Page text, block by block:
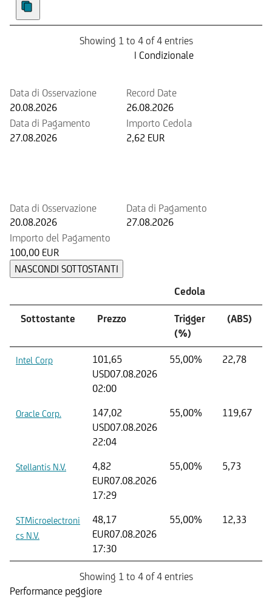
Showing 1 to 4 of 4 entries
| Condizionale
Data di Osservazione
20.08.2026
Record Date
26.08.2026
Data di Pagamento
27.08.2026
Importo Cedola
2,62 EUR
Data di Osservazione
20.08.2026
Data di Pagamento
27.08.2026
Importo del Pagamento
100,00 EUR
NASCONDI SOTTOSTANTI
Cedola
Sottostante Prezzo
Trigger
(%)
(ABS)
Intel Corp
101,65
USD07.08.2026
02:00
55,00% 22,78
Oracle Corp.
147,02
USD07.08.2026
22:04
55,00% 119,67
Stellantis N.V.
4,82
EUR07.08.2026
17:29
55,00% 5,73
STMicroelectroni
cs N.V.
48,17
EUR07.08.2026
17:30
55,00% 12,33
Showing 1 to 4 of 4 entries
Performance peggiore